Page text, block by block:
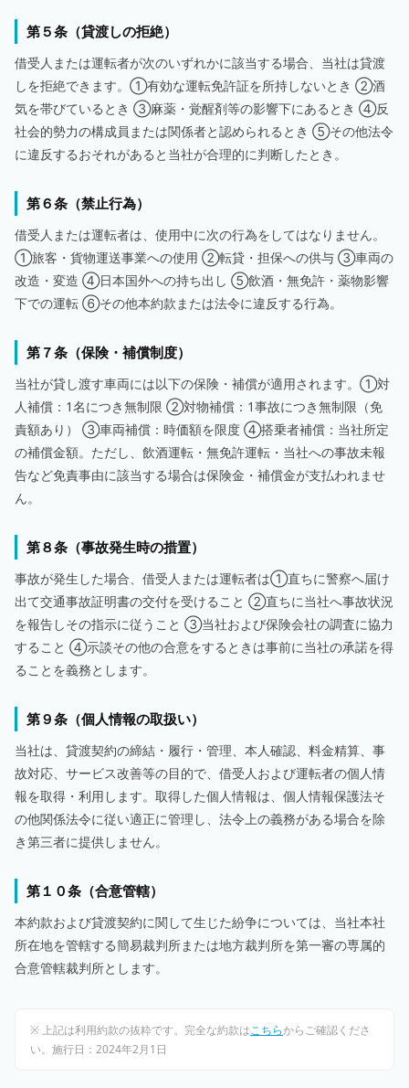
第５条（貸渡しの拒絶）
借受人または運転者が次のいずれかに該当する場合、当社は貸渡
しを拒絶できます。①有効な運転免許証を所持しないとき ②酒
気を帯びているとき ③麻薬・覚醒剤等の影響下にあるとき ④反
社会的勢力の構成員または関係者と認められるとき ⑤その他法令
に違反するおそれがあると当社が合理的に判断したとき。
第６条（禁止行為）
借受人または運転者は、使用中に次の行為をしてはなりません。
①旅客・貨物運送事業への使用 ②転貸・担保への供与 ③車両の
改造・変造 ④日本国外への持ち出し ⑤飲酒・無免許・薬物影響
下での運転 ⑥その他本約款または法令に違反する行為。
第７条（保険・補償制度）
当社が貸し渡す車両には以下の保険・補償が適用されます。①対
人補償：1名につき無制限 ②対物補償：1事故につき無制限（免
責額あり） ③車両補償：時価額を限度 ④搭乗者補償：当社所定
の補償金額。ただし、飲酒運転・無免許運転・当社への事故未報
告など免責事由に該当する場合は保険金・補償金が支払われませ
ん。
第８条（事故発生時の措置）
事故が発生した場合、借受人または運転者は①直ちに警察へ届け
出て交通事故証明書の交付を受けること ②直ちに当社へ事故状況
を報告しその指示に従うこと ③当社および保険会社の調査に協力
すること ④示談その他の合意をするときは事前に当社の承諾を得
ることを義務とします。
第９条（個人情報の取扱い）
当社は、貸渡契約の締結・履行・管理、本人確認、料金精算、事
故対応、サービス改善等の目的で、借受人および運転者の個人情
報を取得・利用します。取得した個人情報は、個人情報保護法そ
の他関係法令に従い適正に管理し、法令上の義務がある場合を除
き第三者に提供しません。
第１０条（合意管轄）
本約款および貸渡契約に関して生じた紛争については、当社本社
所在地を管轄する簡易裁判所または地方裁判所を第一審の専属的
合意管轄裁判所とします。
※ 上記は利用約款の抜粋です。完全な約款はこちらからご確認くださ
い。施行日：2024年2月1日